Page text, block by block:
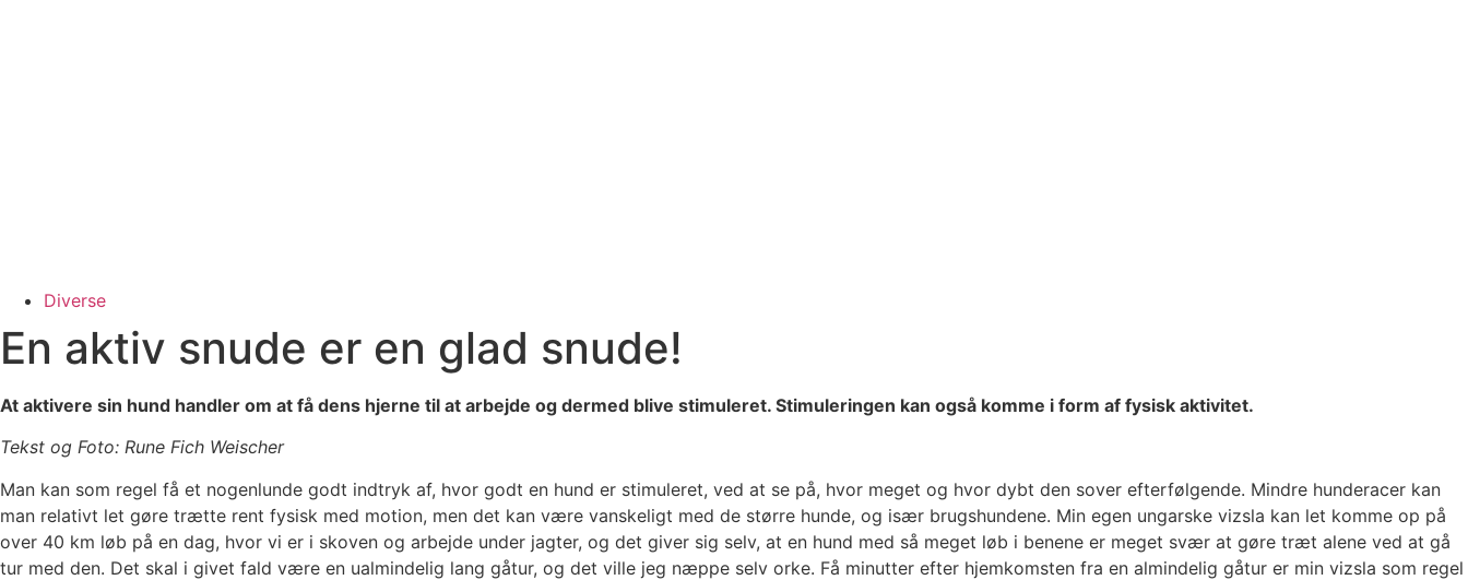
Diverse
En aktiv snude er en glad snude!
At aktivere sin hund handler om at få dens hjerne til at arbejde og dermed blive stimuleret. Stimuleringen kan også komme i form af fysisk aktivitet.
Tekst og Foto: Rune Fich Weischer
Man kan som regel få et nogenlunde godt indtryk af, hvor godt en hund er stimuleret, ved at se på, hvor meget og hvor dybt den sover efterfølgende. Mindre hunderacer kan
man relativt let gøre trætte rent fysisk med motion, men det kan være vanskeligt med de større hunde, og især brugshundene. Min egen ungarske vizsla kan let komme op på
over 40 km løb på en dag, hvor vi er i skoven og arbejde under jagter, og det giver sig selv, at en hund med så meget løb i benene er meget svær at gøre træt alene ved at gå
tur med den. Det skal i givet fald være en ualmindelig lang gåtur, og det ville jeg næppe selv orke. Få minutter efter hjemkomsten fra en almindelig gåtur er min vizsla som regel